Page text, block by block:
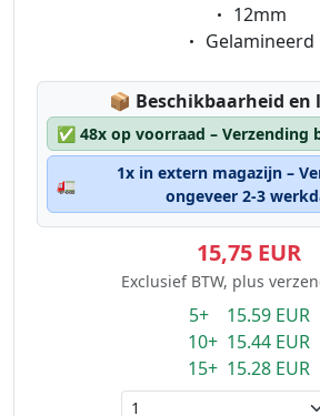
Eigenschaft:
12mm
Eigenschaft:
Gelamineerd
📦 Lagerstatus:
Beschikbaarheid en
✅ 48x op voorraad – Verzending
🚛
1x in extern magazijn –
ongeveer 2-3
15,75 EUR
Exclusief BTW, plus
5+ 15.59 EUR
10+ 15.44 EUR
15+ 15.28 EUR